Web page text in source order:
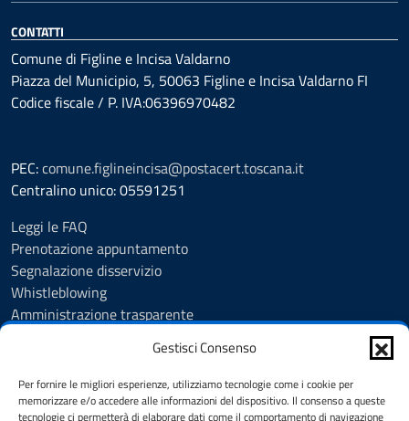
Gestisci Consenso
Per fornire le migliori esperienze, utilizziamo tecnologie come i cookie per
memorizzare e/o accedere alle informazioni del dispositivo. Il consenso a queste
tecnologie ci permetterà di elaborare dati come il comportamento di navigazione
CONTATTI
Comune di Figline e Incisa Valdarno
Piazza del Municipio, 5, 50063 Figline e Incisa Valdarno FI
Codice fiscale / P. IVA:06396970482
PEC:comune.figlineincisa@postacert.toscana.it
Centralino unico: 05591251
Leggi le FAQ
Prenotazione appuntamento
Segnalazione disservizio
Whistleblowing
Amministrazione trasparente
Albo Pretorio
Cookie Policy